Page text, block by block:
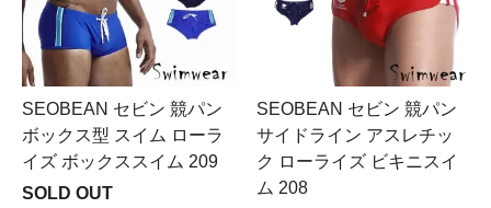
SEOBEAN セビン 競パン
ボックス型 スイム ローラ
イズ ボックススイム 209
SOLD OUT
SEOBEAN セビン 競パン
サイドライン アスレチッ
ク ローライズ ビキニスイ
ム 208